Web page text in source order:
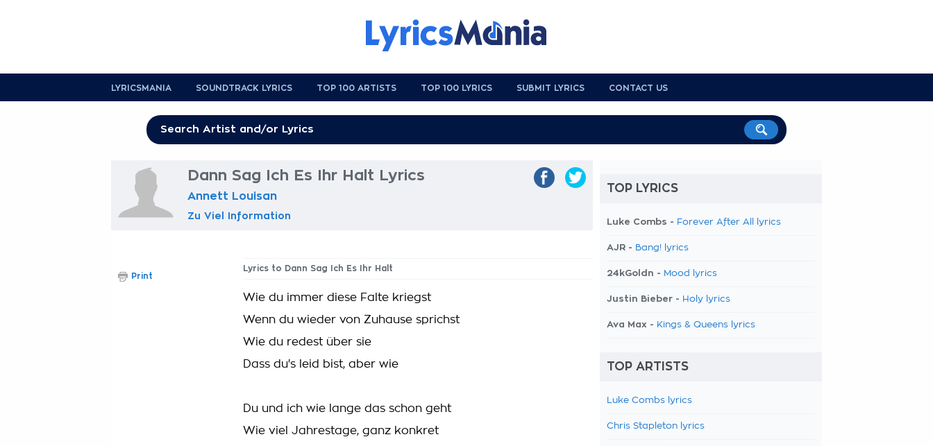
LYRICSMANIA SOUNDTRACK LYRICS TOP 100 ARTISTS TOP 100 LYRICS SUBMIT LYRICS CONTACT US
Dann Sag Ich Es Ihr Halt Lyrics
Annett Louisan
Zu Viel Information
Lyrics to Dann Sag Ich Es Ihr Halt
Wie du immer diese Falte kriegst
Wenn du wieder von Zuhause sprichst
Wie du redest über sie
Dass du's leid bist, aber wie
Du und ich wie lange das schon geht
Wie viel Jahrestage, ganz konkret
Print
TOP LYRICS
Luke Combs - Forever After All lyrics
AJR - Bang! lyrics
24kGoldn - Mood lyrics
Justin Bieber - Holy lyrics
Ava Max - Kings & Queens lyrics
TOP ARTISTS
Luke Combs lyrics
Chris Stapleton lyrics